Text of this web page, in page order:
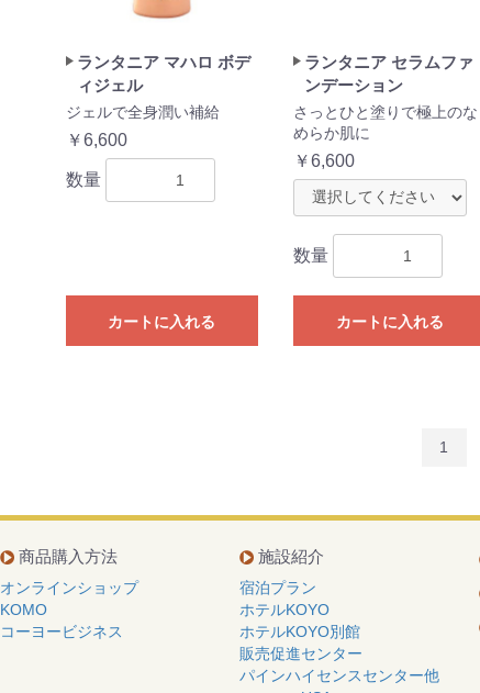
ランタニア マハロ ボデ
ィジェル
ジェルで全身潤い補給
￥6,600
数量
カートに入れる
ランタニア セラムファ
ンデーション
さっとひと塗りで極上のな
めらか肌に
￥6,600
数量
カートに入れる
1
商品購入方法
オンラインショップ
KOMO
コーヨービジネス
施設紹介
宿泊プラン
ホテルKOYO
ホテルKOYO別館
販売促進センター
パインハイセンスセンター他